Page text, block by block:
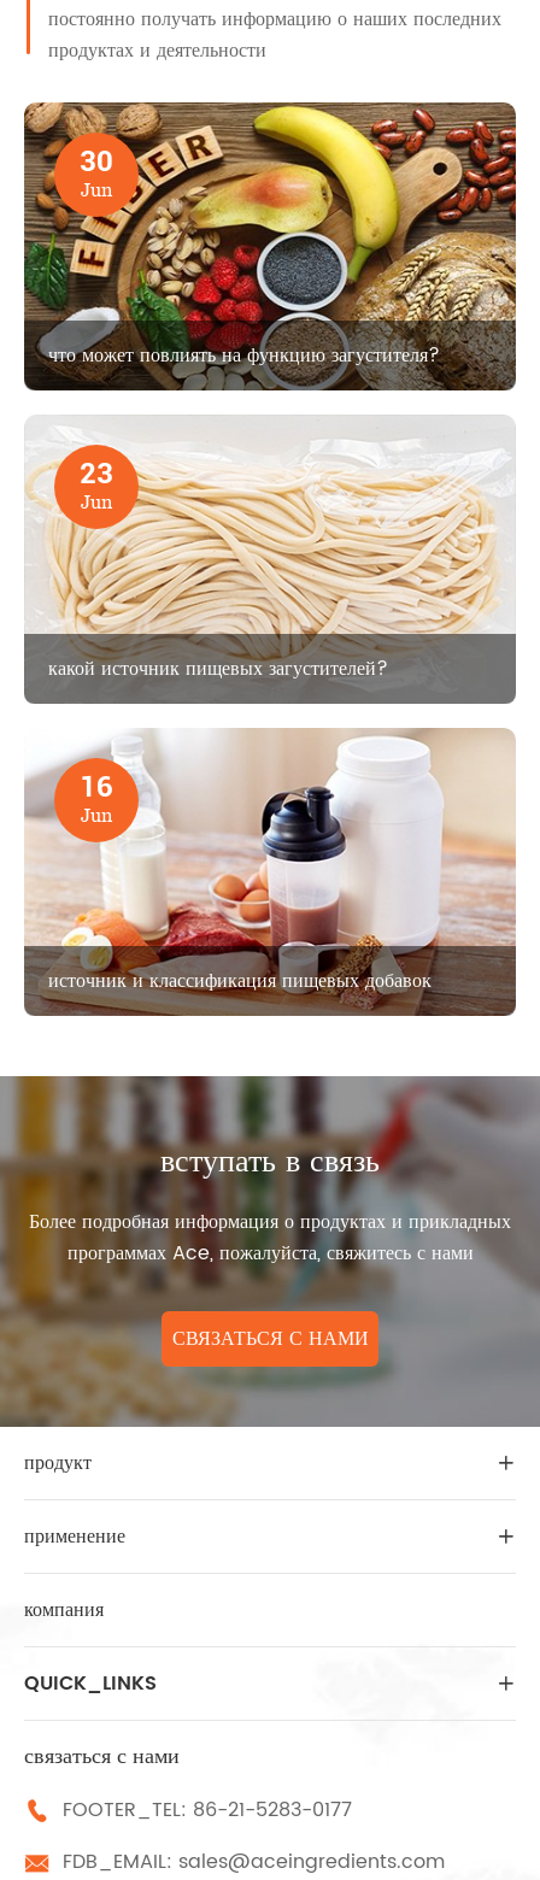
постоянно получать информацию о наших последних
продуктах и деятельности
30
Jun
что может повлиять на функцию загустителя?
23
Jun
какой источник пищевых загустителей?
16
Jun
источник и классификация пищевых добавок
вступать в связь
Более подробная информация о продуктах и прикладных
программах Ace, пожалуйста, свяжитесь с нами
СВЯЗАТЬСЯ С НАМИ
продукт 
применение 
компания
QUICK_LINKS 
связаться с нами
 FOOTER_TEL: 86-21-5283-0177
 FDB_EMAIL: sales@aceingredients.com